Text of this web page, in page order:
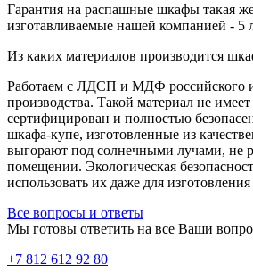
Гарантия на распашные шкафы такая
изготавливаемые нашей компанией - 5
Из каких материалов производится
Работаем с ЛДСП и МДФ российского и
производства. Такой материал не
сертифицирован и полностью
шкафа-купе, изготовленные из
выгорают под солнечными лучами, не
помещении. Экологическая
использовать их даже для
Все вопросы и ответы
Мы готовы ответить на все Ваши
+7 812 612 92 80